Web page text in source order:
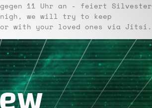
11 Uhr an - feiert Silvester
nigh, we will try to keep
or with your loved ones via Jitsi.